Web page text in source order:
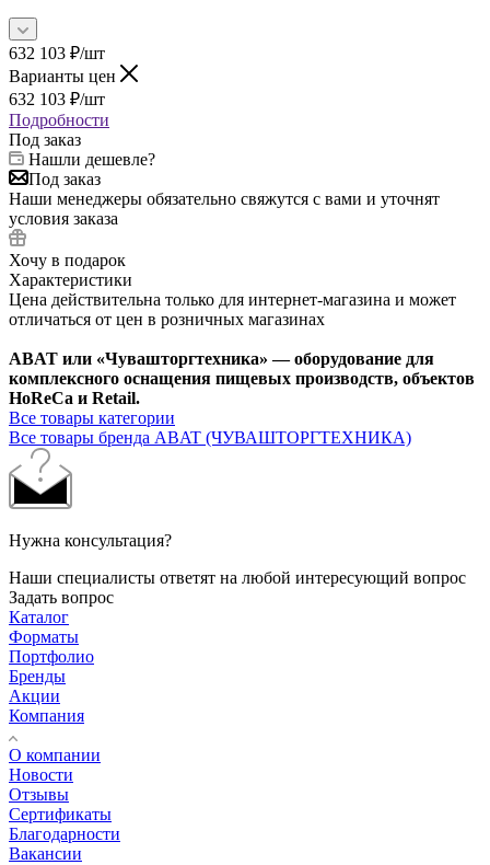
632 103 ₽/шт
Варианты цен
632 103 ₽/шт
Подробности
Под заказ
Нашли дешевле?
Под заказ
Наши менеджеры обязательно свяжутся с вами и уточнят
условия заказа
Хочу в подарок
Характеристики
Цена действительна только для интернет-магазина и может
отличаться от цен в розничных магазинах
ABAT или «Чувашторгтехника» — оборудование для
комплексного оснащения пищевых производств, объектов
HoReCa и Retail.
Все товары категории
Все товары бренда ABAT (ЧУВАШТОРГТЕХНИКА)
Нужна консультация?
Наши специалисты ответят на любой интересующий вопрос
Задать вопрос
Каталог
Форматы
Портфолио
Бренды
Акции
Компания
О компании
Новости
Отзывы
Сертификаты
Благодарности
Вакансии